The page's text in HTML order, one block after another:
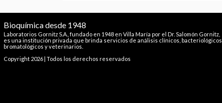
Bioquímica desde 1948
Laboratorios Gornitz S.A., fundado en 1948 en Villa María por el Dr. Salomón Gornitz,
es una institución privada que brinda servicios de análisis clínicos, bacteriológicos,
bromatológicos y veterinarios.
Copyright 2026 | Todos los derechos reservados